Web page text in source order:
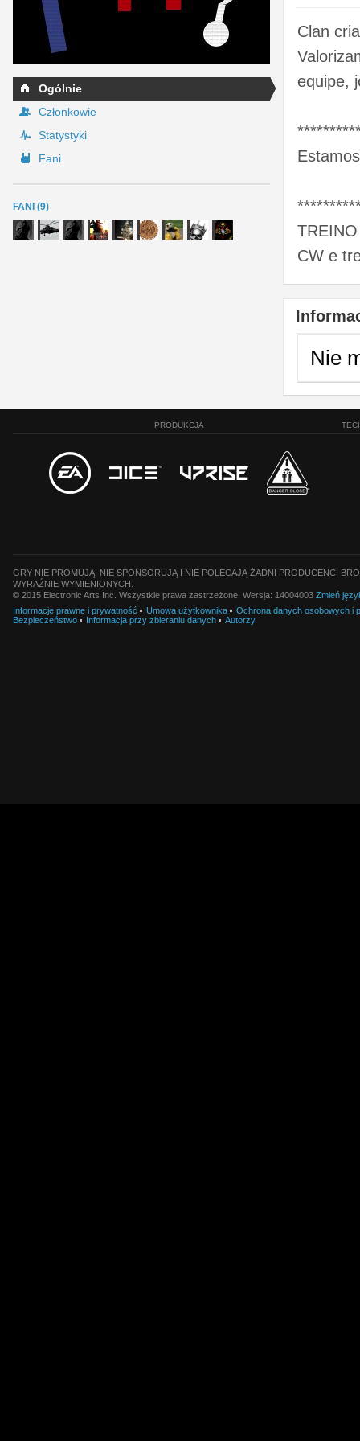
Ogólnie
Członkowie
Statystyki
Fani
FANI (9)
Clan
equipe,
CW e
Nie
PRODUKCJA
GRY NIE PROMUJĄ, NIE SPONSORUJĄ I NIE POLECAJĄ ŻADNI PRODUCENCI
WYRAŹNIE WYMIENIONYCH.
© 2015 Electronic Arts Inc. Wszystkie prawa zastrzeżone. Wersja: 14004003 Zmień
Informacje prawne i prywatność
Umowa użytkownika
Ochrona danych osobowych i
Bezpieczeństwo
Informacja przy zbieraniu danych Autorzy